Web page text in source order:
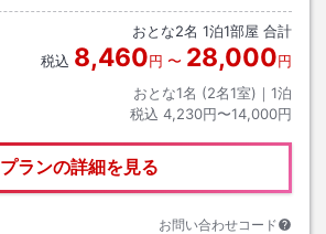
おとな2名 1泊1部屋 合計
税込 8,460円 〜 28,000円
おとな1名 (2名1室)｜ 1泊
税込 4,230円〜14,000円
プランの詳細を見る
お問い合わせコード